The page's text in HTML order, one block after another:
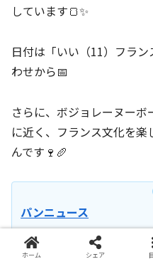
しています🍞✨
日付は「いい（11）フラ
わせから📅
さらに、ボジョレーヌーボ
に近く、フランス文化を
んです🍷🥖
パンニュース
ホーム シェア